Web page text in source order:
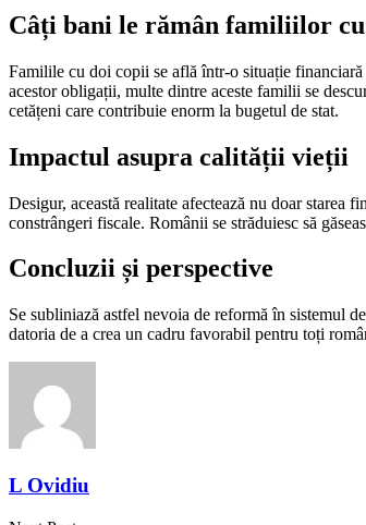
Câți bani le rămân familiilor
Familile cu doi copii se află într-o situație
acestor obligații, multe dintre aceste familii se
cetățeni care contribuie enorm la bugetul de stat.
Impactul asupra calității vieții
Desigur, această realitate afectează nu doar
constrângeri fiscale. Românii se străduiesc să
Concluzii și perspective
Se subliniază astfel nevoia de reformă în sistemul
datoria de a crea un cadru favorabil pentru toți
L Ovidiu